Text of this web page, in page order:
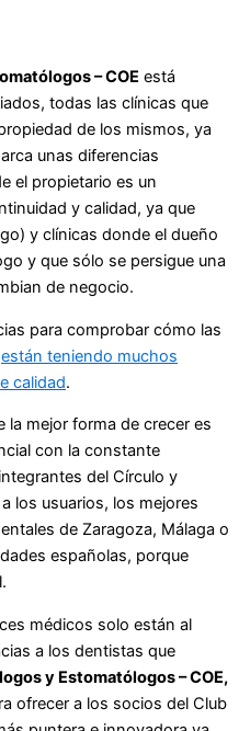
– COE está
todas las clínicas que
de los mismos, ya
unas diferencias
el propietario es un
y calidad, ya que
y clínicas donde el dueño
y que sólo se persigue una
de negocio.
para comprobar cómo las
están teniendo muchos
calidad.
la mejor forma de crecer es
con la constante
del Círculo y
los usuarios, los mejores
de Zaragoza, Málaga o
españolas, porque
médicos solo están al
a los dentistas que
y Estomatólogos – COE,
ofrecer a los socios del Club